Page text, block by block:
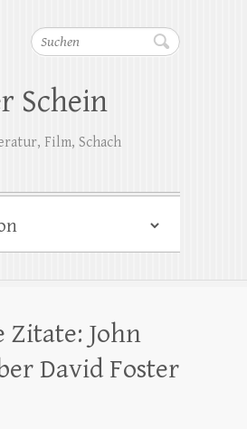
Suchen
Schein
Film, Schach
Zitate: John
David Foster